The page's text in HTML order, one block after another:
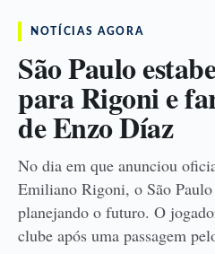
NOTÍCIAS AGORA
São Paulo
para Rigoni e
de Enzo Díaz
No dia em que anunciou
Emiliano Rigoni, o São
planejando o futuro. O
clube após uma passagem